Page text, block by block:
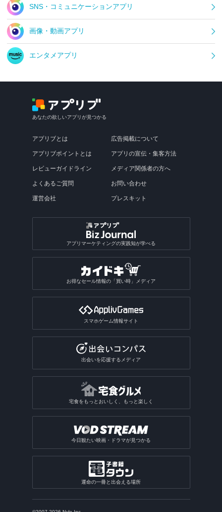
SNS・コミュニケーションアプリ
画像・動画アプリ
エンタメアプリ
あなたの欲しいアプリが見つかる
アプリブとは
アプリブポイントとは
レビューガイドライン
よくあるご質問
運営会社
広告掲載について
アプリの宣伝・集客方法
メディア関係者の方へ
お問い合わせ
プレスキット
アプリマーケティングの実践知が学べる
お得なセール情報の「買い時」メディア
スマホゲーム情報サイト
出会いを応援するメディア
宅食をもっとおいしく、もっと楽しく
今日観たい映画・ドラマが見つかる
運命の一冊と出会える場所